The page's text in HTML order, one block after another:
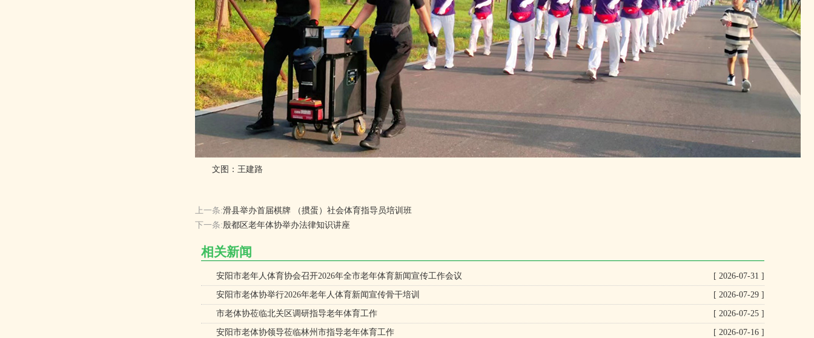
文图：王建路
上一条:滑县举办首届棋牌 （掼蛋）社会体育指导员培训班
下一条:殷都区老年体协举办法律知识讲座
相关新闻
[ 2026-07-31 ]
安阳市老年人体育协会召开2026年全市老年体育新闻宣传工作会议
[ 2026-07-29 ]
安阳市老体协举行2026年老年人体育新闻宣传骨干培训
[ 2026-07-25 ]
市老体协莅临北关区调研指导老年体育工作
[ 2026-07-16 ]
安阳市老体协领导莅临林州市指导老年体育工作